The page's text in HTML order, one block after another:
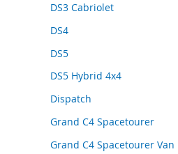
DS3 Cabriolet
DS4
DS5
DS5 Hybrid 4x4
Dispatch
Grand C4 Spacetourer
Grand C4 Spacetourer Van